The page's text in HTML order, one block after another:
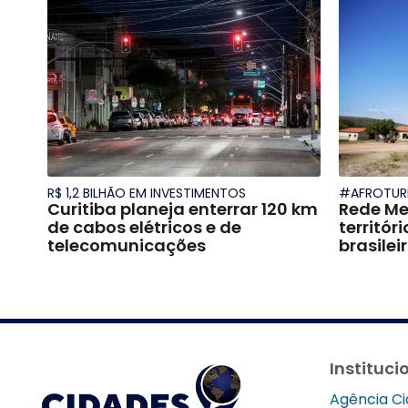
R$ 1,2 BILHÃO EM INVESTIMENTOS
Curitiba planeja enterrar 120 km
de cabos elétricos e de
telecomunicações
Rede
Agência